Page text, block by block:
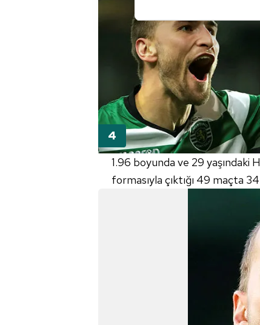
Her halükârda,
Sizlere daha iyi bir hizmet
çerezler vasıtasıyla çeşitli
amacıyla
reklam/pazarlama
Çerezlere ilişkin
butonuna tıklayabilir,Çerez
6698 sayılı Kişisel Verilerin
mevzuata uygun olarak
1.96 boyunda ve 29 yaşındaki
formasıyla çıktığı 49 maçta